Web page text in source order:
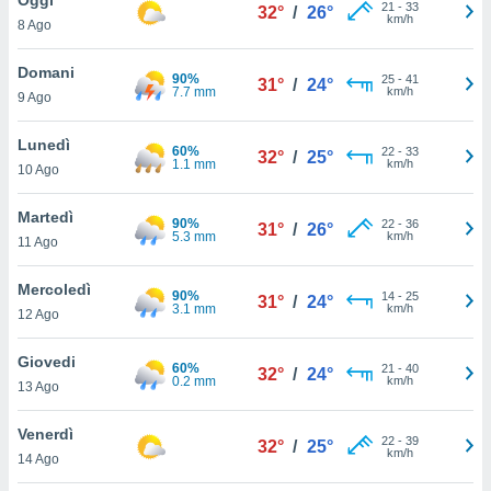
è
al sito
di
ci
di
il
un
la
nella
8 Ago
32° / 26° 21 - 33
km/h
Domani
9 Ago
90%
7.7 mm
31° / 24° 25- 41
km/h
Lunedì
10 Ago
60%
1.1 mm
32° / 25° 22- 33
km/h
Martedì
11 Ago
90%
5.3 mm
31° / 26° 22- 36
km/h
Mercoledì
12 Ago
90%
3.1 mm
31° / 24° 14- 25
km/h
Giovedi
13 Ago
60%
0.2 mm
32° / 24° 21 - 40
km/h
Venerdì
14 Ago
32° / 25° 22- 39
km/h